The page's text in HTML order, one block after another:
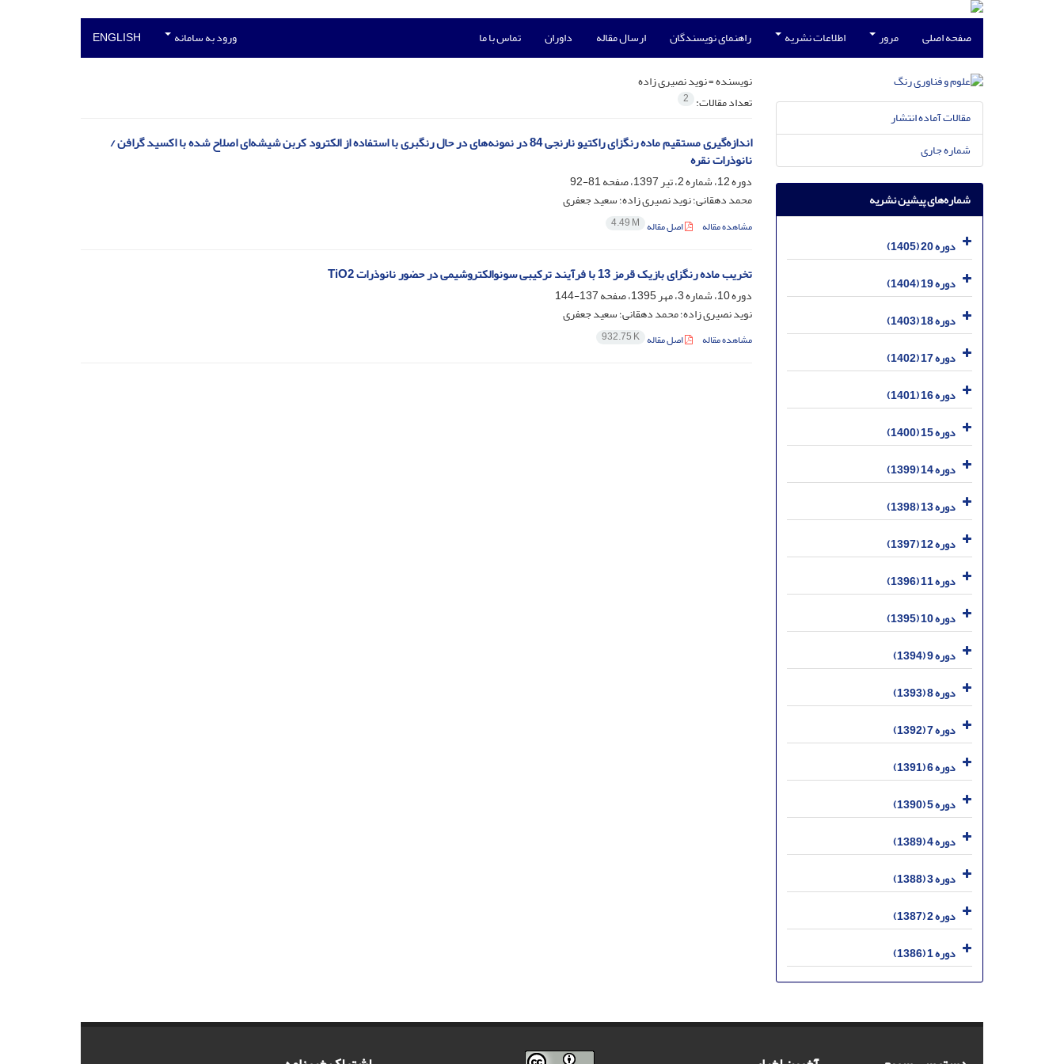
صفحه اصلی مرور اطلاعات نشریه راهنمای نویسندگان ارسال مقاله داوران تماس با ما ورود به سامانه ENGLISH
نویسنده =نوید نصیری زاده
تعداد مقالات: 2
اندازه‌گیری مستقیم ماده رنگزای راکتیو نارنجی 84 در نمونه‌های در حال رنگبری با استفاده از الکترود کربن شیشه‌ای اصلاح شده با اکسید گرافن /
نانوذرات نقره
دوره 12، شماره 2، تیر 1397، صفحه
81-92
محمد دهقانی؛ نوید نصیری زاده؛ سعید جعفری
مشاهده مقاله اصل مقاله 4.49 M
تخریب ماده رنگزای بازیک قرمز 13 با فرآیند ترکیبی سونوالکتروشیمی در حضور نانوذرات TiO2
دوره 10، شماره 3، مهر 1395، صفحه
137-144
نوید نصیری زاده؛ محمد دهقانی؛ سعید جعفری
مشاهده مقاله اصل مقاله 932.75 K
مقالات آماده انتشار
شماره جاری
شماره‌های پیشین نشریه
دوره 20 (1405)
دوره 19 (1404)
دوره 18 (1403)
دوره 17 (1402)
دوره 16 (1401)
دوره 15 (1400)
دوره 14 (1399)
دوره 13 (1398)
دوره 12 (1397)
دوره 11 (1396)
دوره 10 (1395)
دوره 9 (1394)
دوره 8 (1393)
دوره 7 (1392)
دوره 6 (1391)
دوره 5 (1390)
دوره 4 (1389)
دوره 3 (1388)
دوره 2 (1387)
دوره 1 (1386)